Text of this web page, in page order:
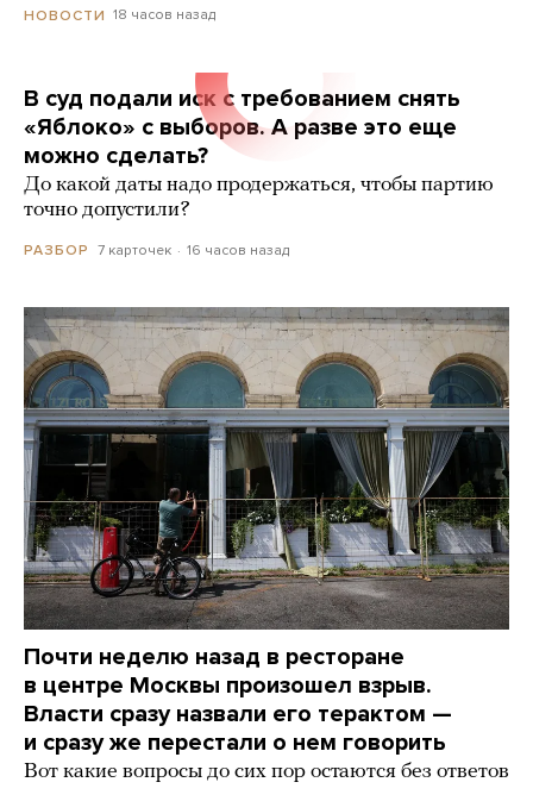
НОВОСТИ 18 часов назад
В суд подали иск с требованием снять
«Яблоко» с выборов. А разве это еще
можно сделать?
До какой даты надо продержаться, чтобы партию
точно допустили?
РАЗБОР 7 карточек 16 часов назад
Почти неделю назад в ресторане
в центре Москвы произошел взрыв.
Власти сразу назвали его терактом —
и сразу же перестали о нем говорить
Вот какие вопросы до сих пор остаются без ответов